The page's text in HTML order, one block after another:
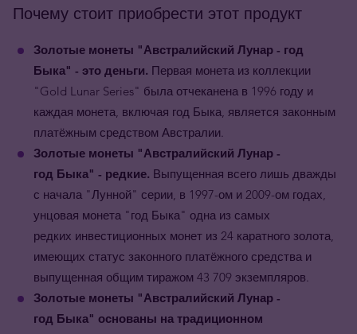
Почему стоит приобрести этот продукт
Золотые монеты "Австралийский Лунар - год
Быка" - это деньги. Первая монета из коллекции
"Gold Lunar Series" была отчеканена в 1996 году и
каждая монета, включая год Быка, является законным
платёжным средством Австралии.
Золотые монеты "Австралийский Лунар -
год Быка" - редкие. Выпущенная всего лишь дважды
с начала "Лунной" серии, в 1997-ом и 2009-ом годах,
унцовая монета "год Быка" одна из самых
редких инвестиционных монет из 24 каратного золота,
имеющих статус законного платёжного средства и
выпущенная общим тиражом 43 709 экземпляров.
Золотые монеты "Австралийский Лунар -
год Быка" основаны на традиционном